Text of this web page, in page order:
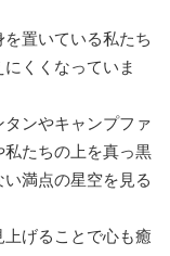
置いている私たち
くくなっていま
ンやキャンプファ
たちの上を真っ黒
満点の星空を見る
げることで心も癒